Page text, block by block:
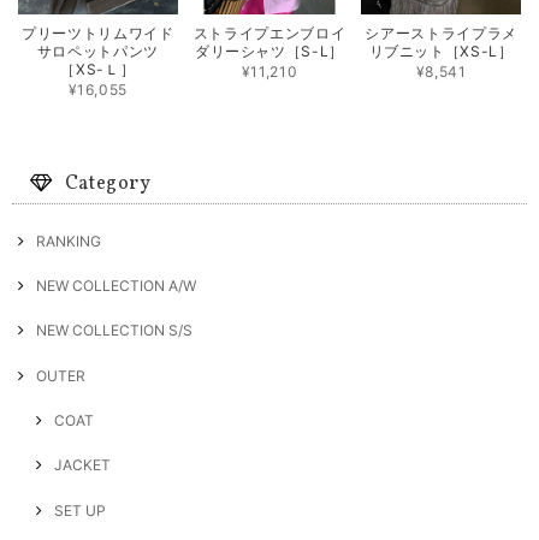
プリーツトリムワイド
サロペットパンツ
［XS-Ｌ］
¥16,055
ストライプエンブロイ
ダリーシャツ［S-L］
¥11,210
シアーストライプラメ
リブニット［XS-L］
¥8,541
Category
RANKING
NEW COLLECTION A/W
NEW COLLECTION S/S
OUTER
COAT
JACKET
SET UP